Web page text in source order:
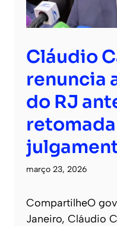
Cláudio
renuncia
do RJ
março 23, 2026
CompartilheO
Janeiro, Cláudio